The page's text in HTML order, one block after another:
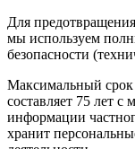
Для
мы используем
безопасности
Максимальный срок
составляет 75 лет
информации
хранит